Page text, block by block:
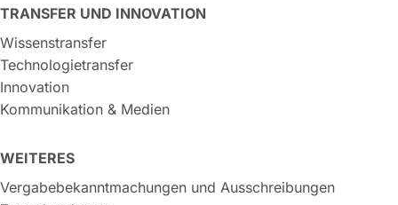
TRANSFER UND INNOVATION
Wissenstransfer
Technologietransfer
Innovation
Kommunikation & Medien
WEITERES
Vergabebekanntmachungen und Ausschreibungen